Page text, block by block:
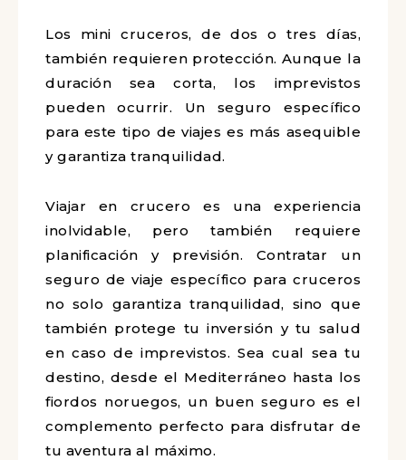
Los mini cruceros, de dos o tres días,
también requieren protección. Aunque la
duración sea corta, los imprevistos
pueden ocurrir. Un seguro específico
para este tipo de viajes es más asequible
y garantiza tranquilidad.
Viajar en crucero es una experiencia
inolvidable, pero también requiere
planificación y previsión. Contratar un
seguro de viaje específico para cruceros
no solo garantiza tranquilidad, sino que
también protege tu inversión y tu salud
en caso de imprevistos. Sea cual sea tu
destino, desde el Mediterráneo hasta los
fiordos noruegos, un buen seguro es el
complemento perfecto para disfrutar de
tu aventura al máximo.